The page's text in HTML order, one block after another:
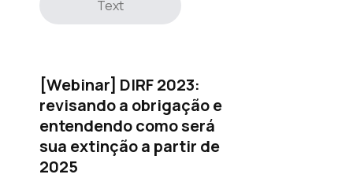
Text
[Webinar] DIRF 2023:
revisando a obrigação e
entendendo como será
sua extinção a partir de
2025